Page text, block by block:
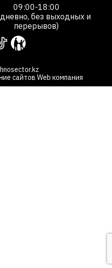
09:00-18:00
без выходных и
перерывов)
сайтов Web компания